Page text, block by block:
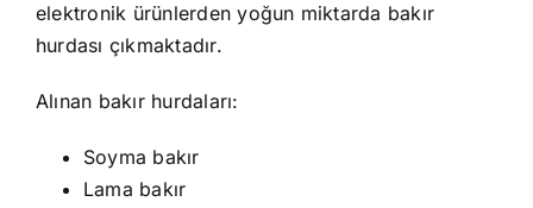
elektronik ürünlerden yoğun miktarda bakır
hurdası çıkmaktadır.
Alınan bakır hurdaları:
Soyma bakır
Lama bakır